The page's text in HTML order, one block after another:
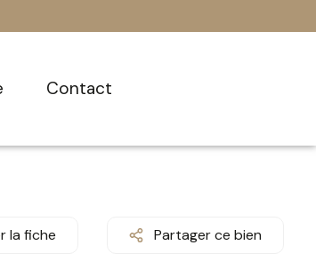
contact
la fiche Partager ce bien